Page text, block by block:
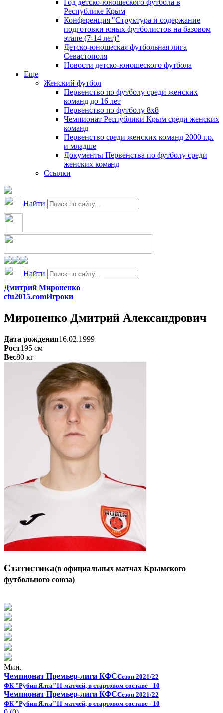
Год детско-юношеского футбола в
Республике Крым
Конференция "Структура и содержание
подготовки юных футболистов на базовом
этапе (7-14 лет)"
Детско-юношеская футбольная лига
Севастополя
Новости детско-юношеского футбола
Еще
Женский футбол
Первенство по футболу среди женских
команд до 16 лет
Первенство по футболу 8х8
Чемпионат Республики Крым среди женских
команд
Первенство среди женских команд 2000 г.р.
и младше
Документы Первенства по футболу среди
женских команд
Ссылки
Найти
Найти
Дмитрий Мироненко
cfu2015.comИгроки
Мироненко Дмитрий Александрович
Дата рождения16.02.1999
Рост195 см
Вес80 кг
Статистика(в официальных матчах Крымского
футбольного союза)
Мин.
Чемпионат Премьер-лиги КФССезон 2021/22
ФК "Рубин Ялта"11 матчей, в стартовом составе - 10
Чемпионат Премьер-лиги КФССезон 2021/22
ФК "Рубин Ялта"11 матчей, в стартовом составе - 10